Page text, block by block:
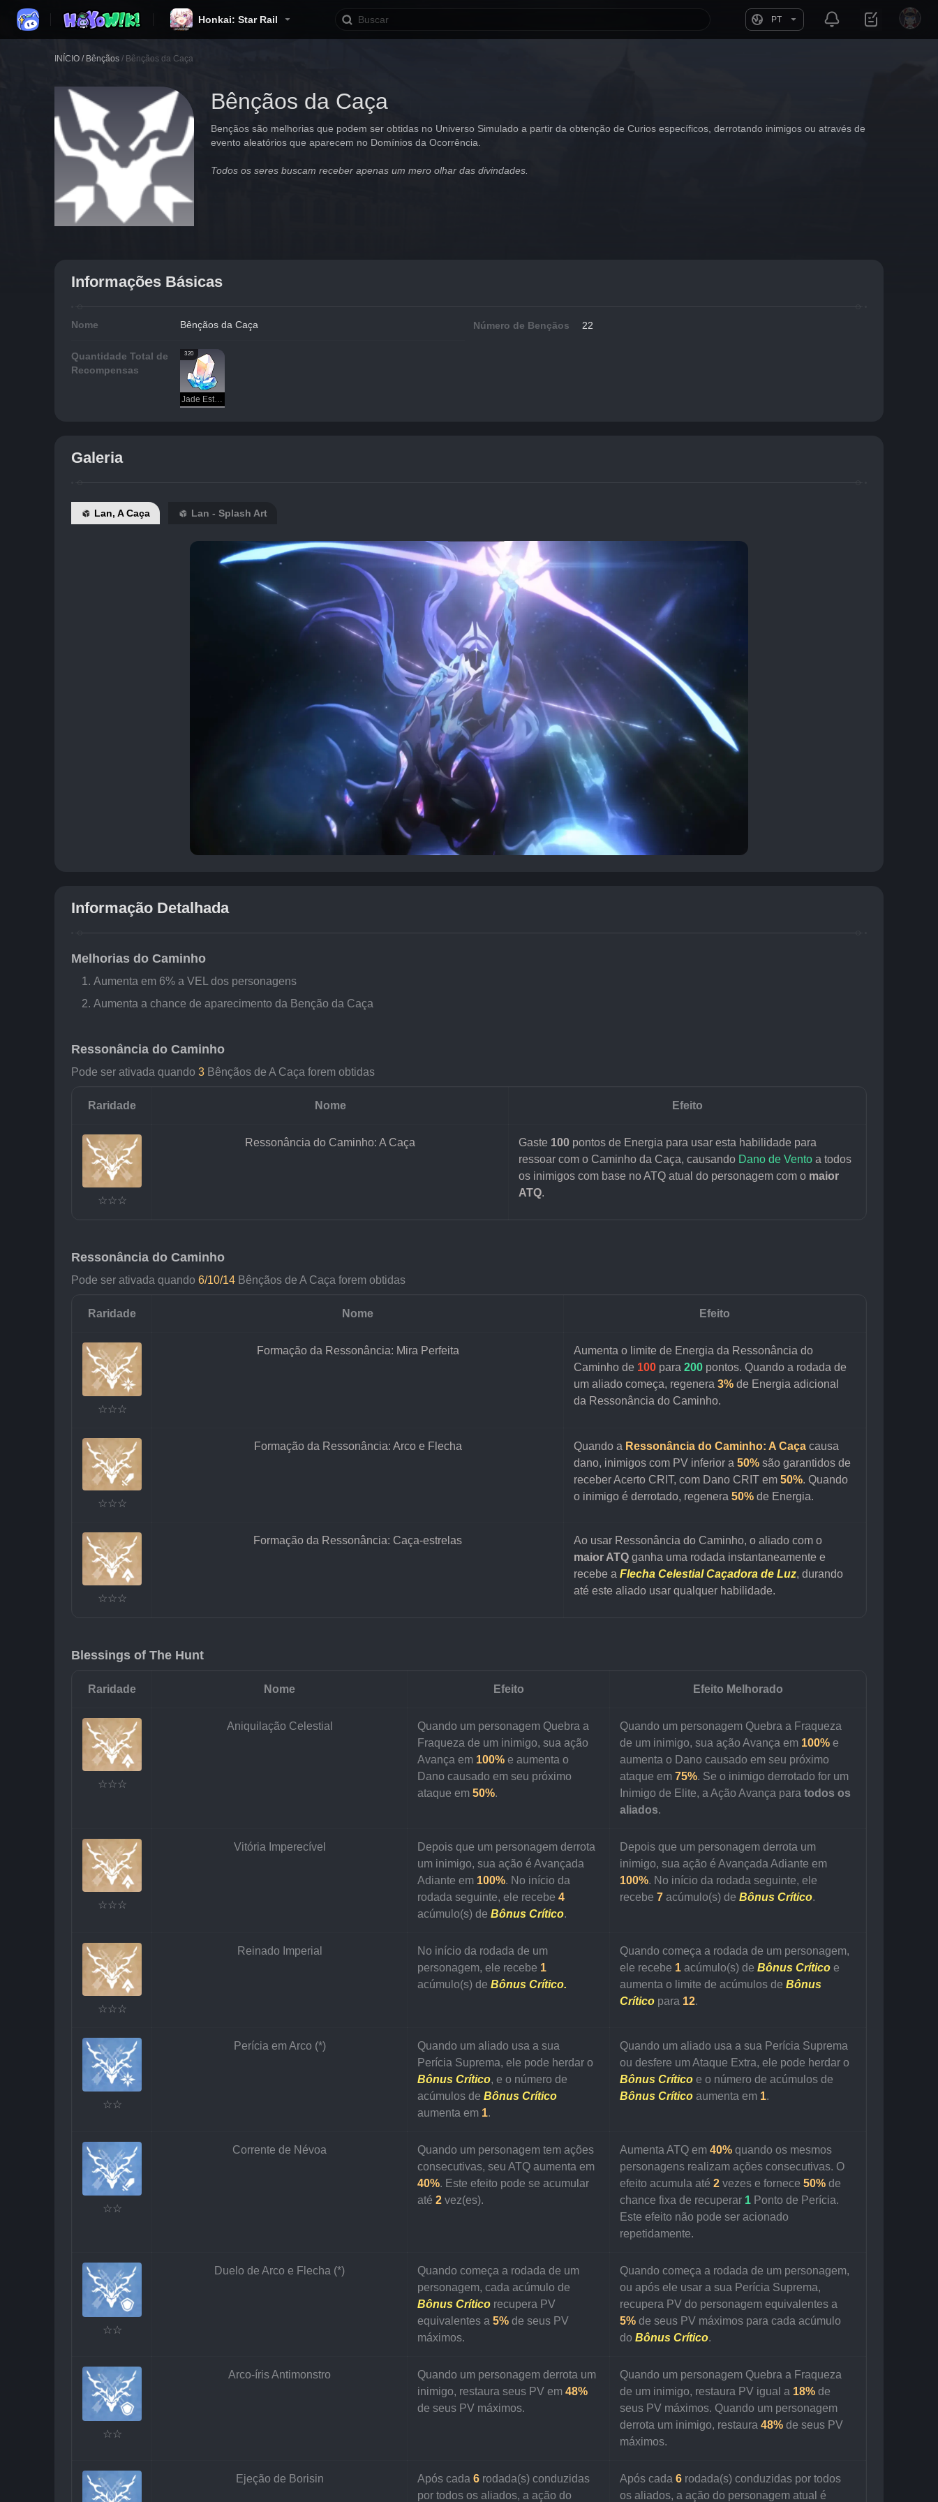
Honkai: Star Rail PT
INÍCIO / Bênçãos / Bênçãos da Caça
Bênçãos da Caça
Bençãos são melhorias que podem ser obtidas no Universo Simulado a partir da obtenção de Curios específicos, derrotando inimigos ou através de
evento aleatórios que aparecem no Domínios da Ocorrência.
Todos os seres buscam receber apenas um mero olhar das divindades.
Informações Básicas
Nome Bênçãos da Caça Número de Bençãos 22
Quantidade Total de
Recompensas
320
Jade Estelar
Galeria
Lan, A Caça Lan - Splash Art
Informação Detalhada
Melhorias do Caminho
Aumenta em 6% a VEL dos personagens
Aumenta a chance de aparecimento da Benção da Caça
Ressonância do Caminho
Pode ser ativada quando 3 Bênçãos de A Caça forem obtidas
Raridade Nome Efeito
☆☆☆
Ressonância do Caminho: A Caça Gaste 100 pontos de Energia para usar esta habilidade para
ressoar com o Caminho da Caça, causando Dano de Vento a todos
os inimigos com base no ATQ atual do personagem com o maior
ATQ.
Ressonância do Caminho
Pode ser ativada quando 6/10/14 Bênçãos de A Caça forem obtidas
Raridade Nome Efeito
☆☆☆
Formação da Ressonância: Mira Perfeita
Aumenta o limite de Energia da Ressonância do
Caminho de 100 para 200 pontos. Quando a rodada de
um aliado começa, regenera 3% de Energia adicional
da Ressonância do Caminho.
☆☆☆
Formação da Ressonância: Arco e Flecha Quando a Ressonância do Caminho: A Caça causa
dano, inimigos com PV inferior a 50% são garantidos de
receber Acerto CRIT, com Dano CRIT em 50%. Quando
o inimigo é derrotado, regenera 50% de Energia.
☆☆☆
Formação da Ressonância: Caça-estrelas
Ao usar Ressonância do Caminho, o aliado com o
maior ATQ ganha uma rodada instantaneamente e
recebe a Flecha Celestial Caçadora de Luz, durando
até este aliado usar qualquer habilidade.
Blessings of The Hunt
Raridade Nome Efeito Efeito Melhorado
☆☆☆
Aniquilação Celestial
Quando um personagem Quebra a
Fraqueza de um inimigo, sua ação
Avança em 100% e aumenta o
Dano causado em seu próximo
ataque em 50%.
Quando um personagem Quebra a Fraqueza
de um inimigo, sua ação Avança em 100% e
aumenta o Dano causado em seu próximo
ataque em 75%. Se o inimigo derrotado for um
Inimigo de Elite, a Ação Avança para todos os
aliados.
☆☆☆
Vitória Imperecível
Depois que um personagem derrota
um inimigo, sua ação é Avançada
Adiante em 100%. No início da
rodada seguinte, ele recebe 4
acúmulo(s) de Bônus Crítico.
Depois que um personagem derrota um
inimigo, sua ação é Avançada Adiante em
100%. No início da rodada seguinte, ele
recebe 7 acúmulo(s) de Bônus Crítico.
☆☆☆
Reinado Imperial
No início da rodada de um
personagem, ele recebe 1
acúmulo(s) de Bônus Crítico.
Quando começa a rodada de um personagem,
ele recebe 1 acúmulo(s) de Bônus Crítico e
aumenta o limite de acúmulos de Bônus
Crítico para 12.
☆☆
Perícia em Arco (*)
Quando um aliado usa a sua
Perícia Suprema, ele pode herdar o
Bônus Crítico, e o número de
acúmulos de Bônus Crítico
aumenta em 1.
Quando um aliado usa a sua Perícia Suprema
ou desfere um Ataque Extra, ele pode herdar o
Bônus Crítico e o número de acúmulos de
Bônus Crítico aumenta em 1.
☆☆
Corrente de Névoa
Quando um personagem tem ações
consecutivas, seu ATQ aumenta em
40%. Este efeito pode se acumular
até 2 vez(es).
Aumenta ATQ em 40% quando os mesmos
personagens realizam ações consecutivas. O
efeito acumula até 2 vezes e fornece 50% de
chance fixa de recuperar 1 Ponto de Perícia.
Este efeito não pode ser acionado
repetidamente.
☆☆
Duelo de Arco e Flecha (*)
Quando começa a rodada de um
personagem, cada acúmulo de
Bônus Crítico recupera PV
equivalentes a 5% de seus PV
máximos.
Quando começa a rodada de um personagem,
ou após ele usar a sua Perícia Suprema,
recupera PV do personagem equivalentes a
5% de seus PV máximos para cada acúmulo
do Bônus Crítico.
☆☆
Arco-íris Antimonstro
Quando um personagem derrota um
inimigo, restaura seus PV em 48%
de seus PV máximos.
Quando um personagem Quebra a Fraqueza
de um inimigo, restaura PV igual a 18% de
seus PV máximos. Quando um personagem
derrota um inimigo, restaura 48% de seus PV
máximos.
Ejeção de Borisin Após cada 6 rodada(s) conduzidas
por todos os aliados, a ação do
Após cada 6 rodada(s) conduzidas por todos
os aliados, a ação do personagem atual é